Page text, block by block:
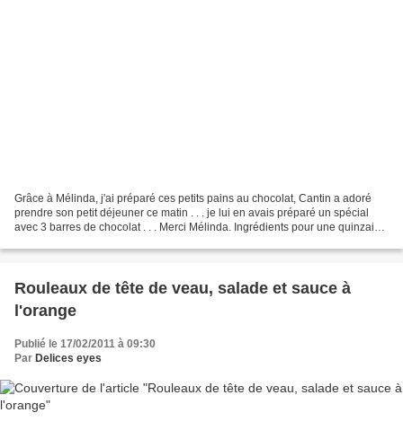
Grâce à Mélinda, j'ai préparé ces petits pains au chocolat, Cantin a adoré
prendre son petit déjeuner ce matin . . . je lui en avais préparé un spécial
avec 3 barres de chocolat . . . Merci Mélinda. Ingrédients pour une quinzaine
Rouleaux de tête de veau, salade et sauce à
l'orange
Publié le 17/02/2011 à 09:30
Par Delices eyes